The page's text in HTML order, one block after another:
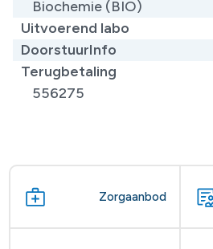
Biochemie (BIO)
Uitvoerend labo
DoorstuurInfo
Terugbetaling
556275
Zorgaanbod